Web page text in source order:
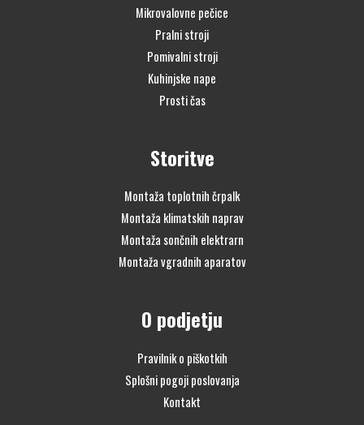
Mikrovalovne pečice
Pralni stroji
Pomivalni stroji
Kuhinjske nape
Prosti čas
Storitve
Montaža toplotnih črpalk
Montaža klimatskih naprav
Montaža sončnih elektrarn
Montaža vgradnih aparatov
O podjetju
Pravilnik o piškotkih
Splošni pogoji poslovanja
Kontakt